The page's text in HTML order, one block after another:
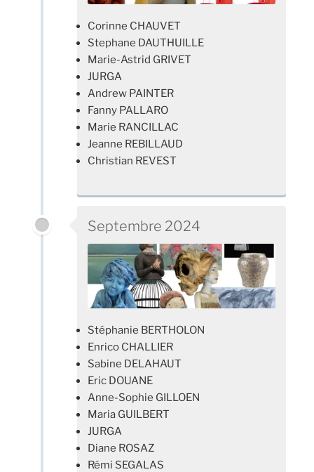
Corinne CHAUVET
Stephane DAUTHUILLE
Marie-Astrid GRIVET
JURGA
Andrew PAINTER
Fanny PALLARO
Marie RANCILLAC
Jeanne REBILLAUD
Christian REVEST
Septembre 2024
Stéphanie BERTHOLON
Enrico CHALLIER
Sabine DELAHAUT
Eric DOUANE
Anne-Sophie GILLOEN
Maria GUILBERT
JURGA
Diane ROSAZ
Rémi SEGALAS